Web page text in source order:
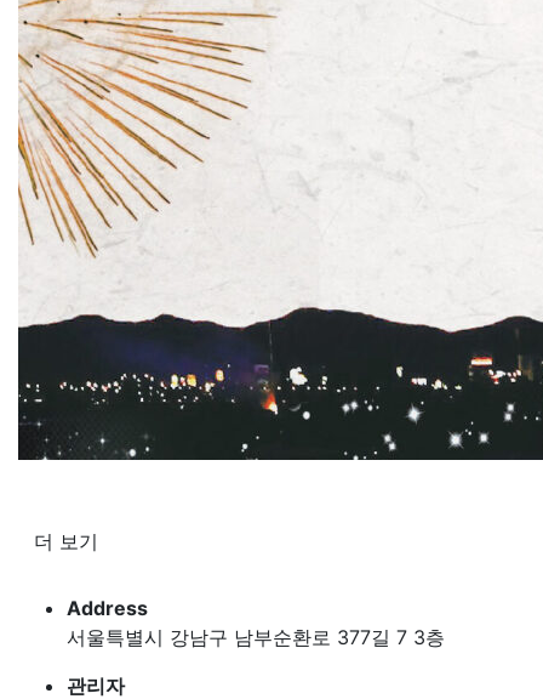
더 보기
Address
서울특별시 강남구 남부순환로 377길 7 3층
관리자